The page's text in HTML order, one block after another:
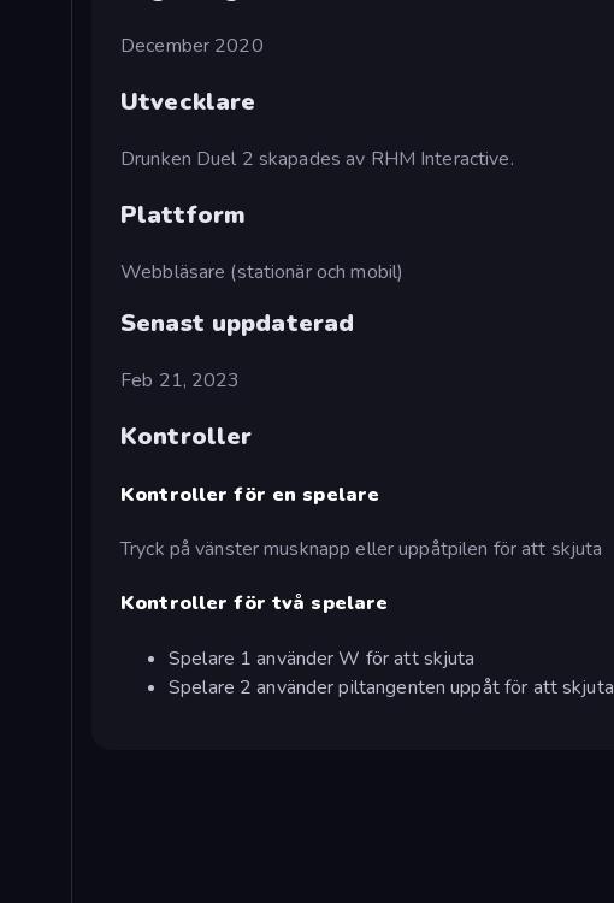
December 2020
Utvecklare
Drunken Duel 2 skapades av RHM Interactive.
Plattform
Webbläsare (stationär och mobil)
Senast uppdaterad
Feb 21, 2023
Kontroller
Kontroller för en spelare
Tryck på vänster musknapp eller uppåtpilen för att skjuta
Kontroller för två spelare
Spelare 1 använder W för att skjuta
Spelare 2 använder piltangenten uppåt för att skjuta